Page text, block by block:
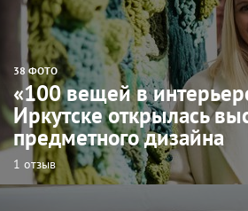
38 ФОТО
«100 вещей в
Иркутске открылась
предметного дизайна
1 отзыв